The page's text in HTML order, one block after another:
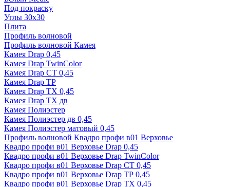
Под покраску
Углы 30х30
Плита
Профиль волновой
Профиль волновой Камея
Камея Drap 0,45
Камея Drap TwinColor
Камея Drap СТ 0,45
Камея Drap ТР
Камея Drap ТХ 0,45
Камея Drap ТХ дв
Камея Полиэстер
Камея Полиэстер дв 0,45
Камея Полиэстер матовый 0,45
Профиль волновой Квадро профи в01 Верховье
Квадро профи в01 Верховье Drap 0,45
Квадро профи в01 Верховье Drap TwinColor
Квадро профи в01 Верховье Drap СТ 0,45
Квадро профи в01 Верховье Drap ТР 0,45
Квадро профи в01 Верховье Drap ТХ 0,45